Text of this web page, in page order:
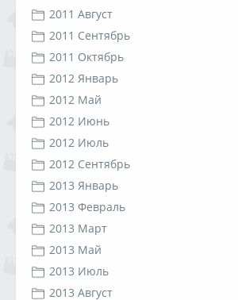
2011 Август
2011 Сентябрь
2011 Октябрь
2012 Январь
2012 Май
2012 Июнь
2012 Июль
2012 Сентябрь
2013 Январь
2013 Февраль
2013 Март
2013 Май
2013 Июль
2013 Август